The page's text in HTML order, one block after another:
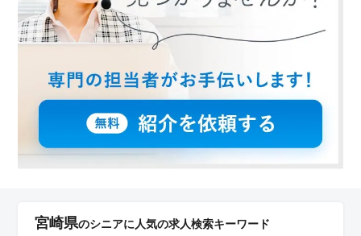
宮崎県のシニアに人気の求人検索キーワード